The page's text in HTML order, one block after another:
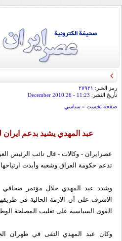
رمز الخبر: ۲۷۹۲۱
تأريخ النشر: 11:23
- 26 December 2010
صفحه نخست » سياسي
عبد المهدي يشيد بدعم
عصرایران - وکالات - قال نائب الرئيس
تدعم حكومة العراق وشعبه وأبدت
وشدد عبد المهدي خلال مؤتمر
الاشرف على أن الازمة الحالية في
القوى السياسية على تغليب المصلحة
وكان عبد المهدي التقى في طهران